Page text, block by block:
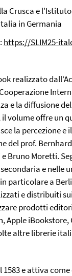
Crusca e
in Germania
https://SLIM25-
realizzato
e la diffusione
volume offre un
la percezione e
del prof.
Bruno Moretti.
e nelle
particolare a
e distribuiti
prodotti
iBookstore,
altre librerie
e attiva